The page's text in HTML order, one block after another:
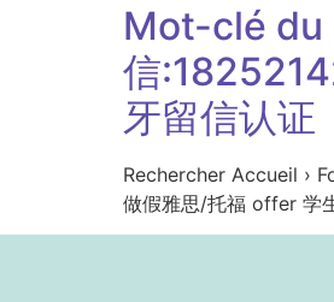
Mot-clé du
信
牙留信认证
Rechercher Accueil ›
做假雅思/托福 offer 学